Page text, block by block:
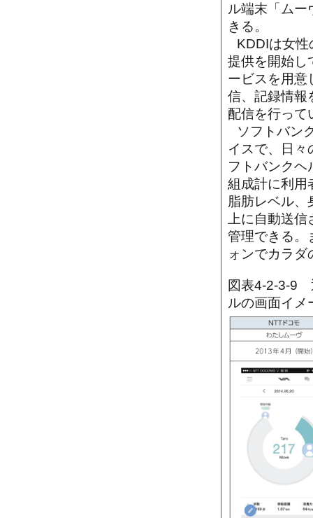
ル端末「ムー
きる。
KDDIは女
提供を開始し
ービスを用意
信、記録情報
配信を行って
ソフトバン
イスで、日々
フトバンクヘ
組成計に利用
脂肪レベル、
上に自動送
管理できる。
ォンでカラ
図表4-2-3-9
ルの画面イメ